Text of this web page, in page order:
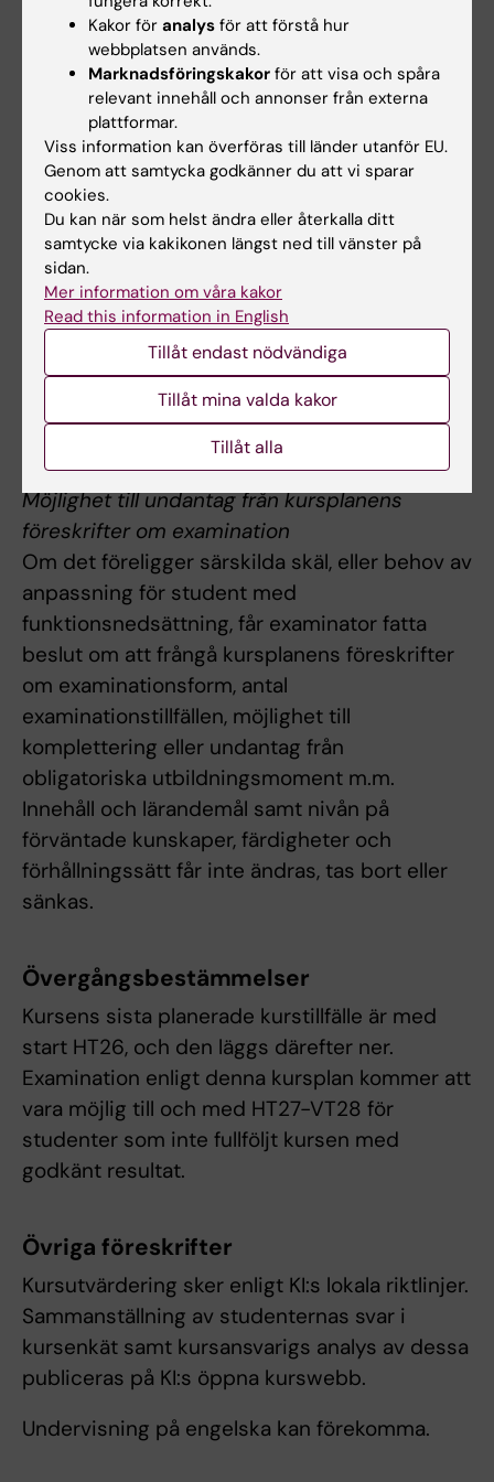
tentamina/prov ges inte något ytterligare
examinationstillfälle. Som examinationstillfälle
räknas de gånger studenten deltagit i ett och
samma prov. Inlämning av blank skrivning
räknas som examinationstillfälle. Digital
examination som öppnats via lärplattform
räknas som examinationstillfälle även om
examinationen inte lämnats in.
Examinationstillfälle till vilket studenten anmält
sig men inte deltagit räknas inte som
examinationstillfälle. För att en
examinationsuppgift ska vara aktuell för
bedömning måste den ha inkommit inom
utsatt tid, annars hänvisas studenten till
omexaminationstillfället.
Möjlighet till undantag från kursplanens
föreskrifter om examination
Om det föreligger särskilda skäl, eller behov av
anpassning för student med
funktionsnedsättning, får examinator fatta
beslut om att frångå kursplanens föreskrifter
om examinationsform, antal
examinationstillfällen, möjlighet till
komplettering eller undantag från
obligatoriska utbildningsmoment m.m.
Innehåll och lärandemål samt nivån på
förväntade kunskaper, färdigheter och
förhållningssätt får inte ändras, tas bort eller
sänkas.
Övergångsbestämmelser
Kursens sista planerade kurstillfälle är med
start HT26, och den läggs därefter ner.
Examination enligt denna kursplan kommer att
vara möjlig till och med HT27-VT28 för
studenter som inte fullföljt kursen med
godkänt resultat.
Övriga föreskrifter
Kursutvärdering sker enligt KI:s lokala riktlinjer.
Sammanställning av studenternas svar i
kursenkät samt kursansvarigs analys av dessa
publiceras på KI:s öppna kurswebb.
Undervisning på engelska kan förekomma.
Kakor för analys för att förstå hur
webbplatsen används.
Marknadsföringskakor för att visa och spåra
relevant innehåll och annonser från externa
plattformar.
Viss information kan överföras till länder utanför EU.
Genom att samtycka godkänner du att vi sparar
cookies.
Du kan när som helst ändra eller återkalla ditt
samtycke via kakikonen längst ned till vänster på
sidan.
Mer information om våra kakor
Read this information in English
Tillåt endast nödvändiga
Tillåt mina valda kakor
Tillåt alla